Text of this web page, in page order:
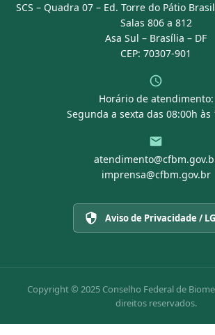
Portal Transparência
SCS – Quadra 07 – Ed. Torre do Pátio
Salas 806 a 812
Asa Sul – Brasília – DF
CEP: 70307-901
Horário de atendimento:
Segunda a sexta das 08:00h às
imprensa@cfbm.gov.br
Aviso de Privacidade /
Copyright © 2025 Conselho Federal de
direitos reservados.